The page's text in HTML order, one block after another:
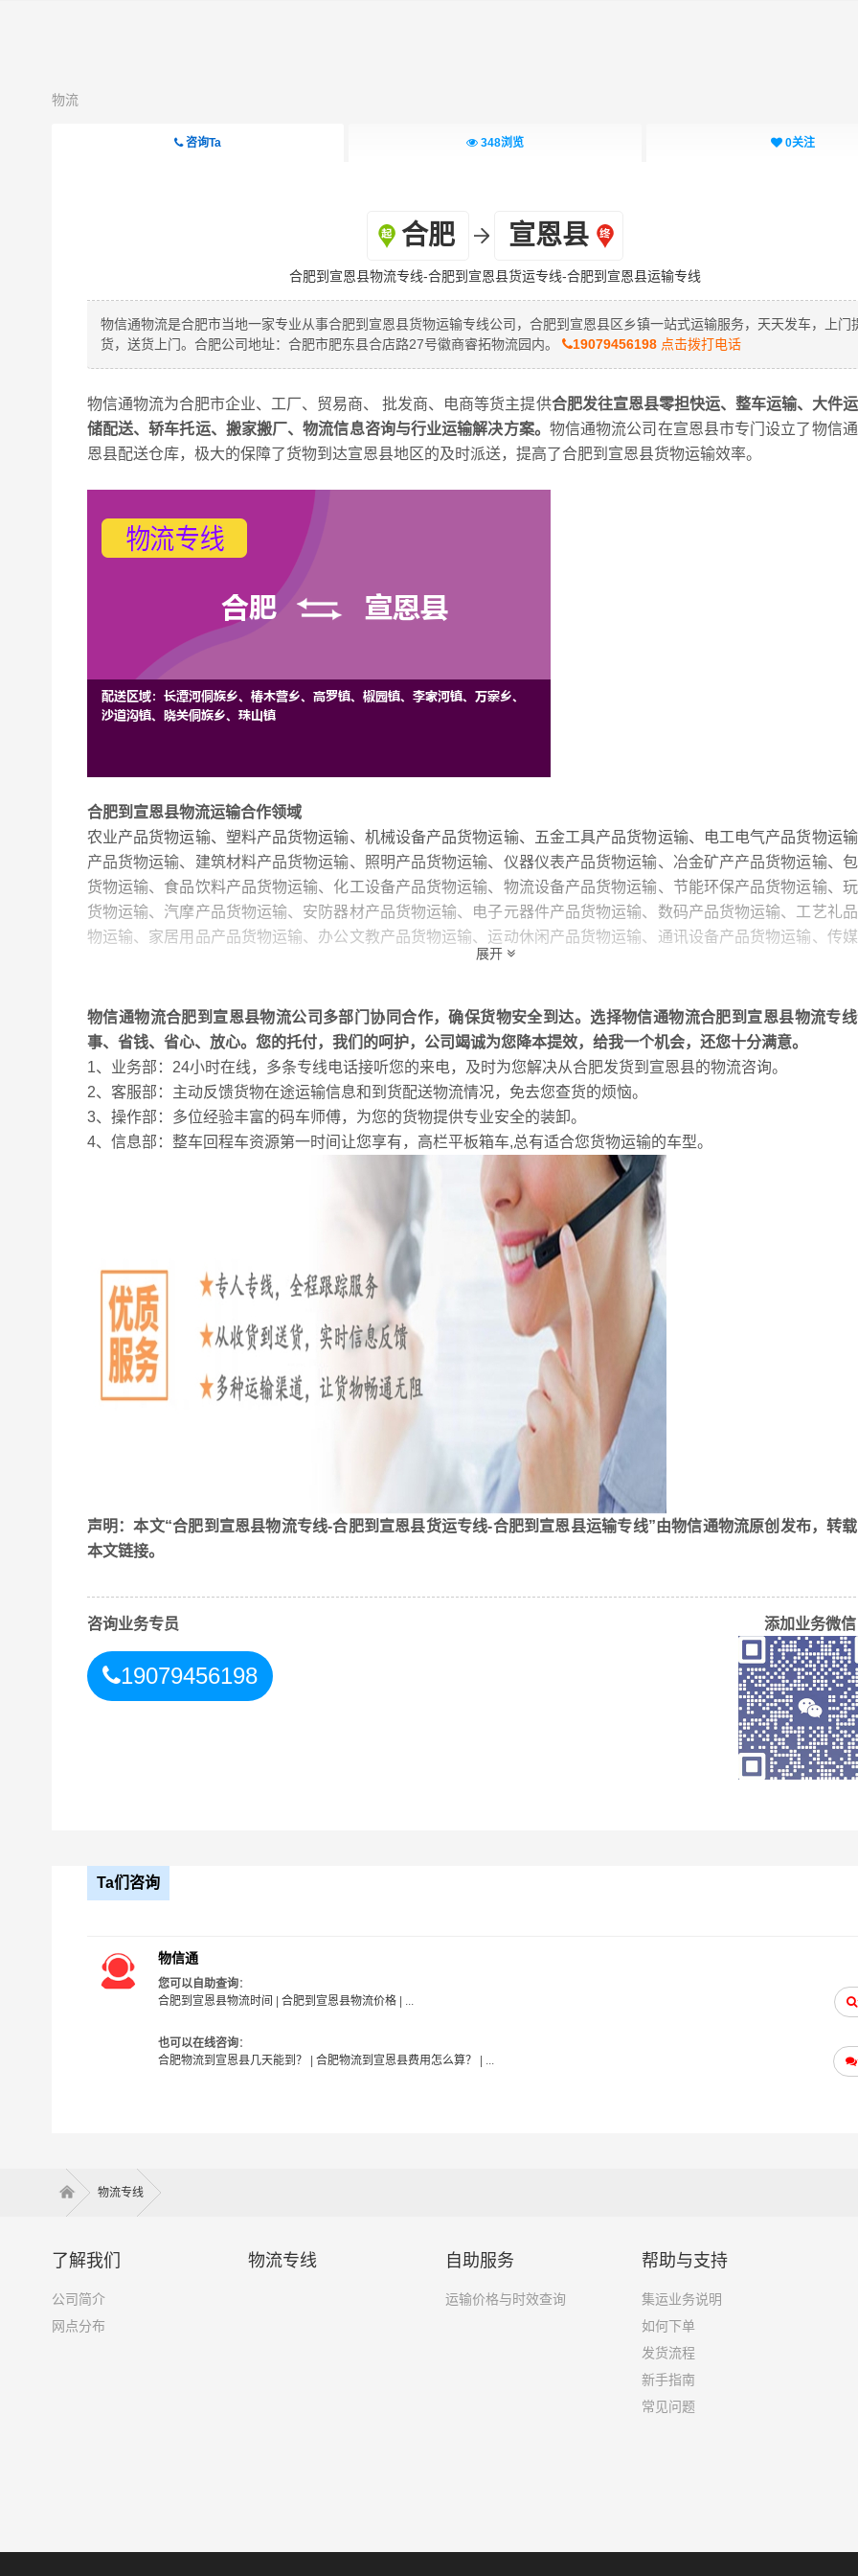
物流
咨询Ta 348浏览 0关注
合肥 宣恩县
合肥到宣恩县物流专线-合肥到宣恩县货运专线-合肥到宣恩县运输专线
物信通物流是合肥市当地一家专业从事合肥到宣恩县货物运输专线公司，合肥到宣恩县区乡镇一站式运输服务，天天发车，上门
货，送货上门。合肥公司地址：合肥市肥东县合店路27号徽商睿拓物流园内。
19079456198点击拨打电话
物信通物流为合肥市企业、工厂、贸易商、 批发商、电商等货主提供合肥发往宣恩县零担快运、整车运输、大件
储配送、轿车托运、搬家搬厂、物流信息咨询与行业运输解决方案。 物信通物流公司在宣恩县市专门设立了物信
恩县配送仓库，极大的保障了货物到达宣恩县地区的及时派送，提高了合肥到宣恩县货物运输效率。
合肥到宣恩县物流运输合作领域
农业产品货物运输、塑料产品货物运输、机械设备产品货物运输、五金工具产品货物运输、电工电气产品货物运
产品货物运输、建筑材料产品货物运输、照明产品货物运输、仪器仪表产品货物运输、冶金矿产产品货物运输、
货物运输、食品饮料产品货物运输、化工设备产品货物运输、物流设备产品货物运输、节能环保产品货物运输、
货物运输、汽摩产品货物运输、安防器材产品货物运输、电子元器件产品货物运输、数码产品货物运输、工艺礼
物运输、家居用品产品货物运输、办公文教产品货物运输、运动休闲产品货物运输、通讯设备产品货物运输、传
品货物运输、能源产品货物运输、服装产品货物运输、印刷产品货物运输、家电产品货物运输、环保材料产品货
展开
物信通物流合肥到宣恩县物流公司多部门协同合作，确保货物安全到达。选择物信通物流合肥到宣恩县物流专
事、省钱、省心、放心。您的托付，我们的呵护，公司竭诚为您降本提效，给我一个机会，还您十分满意。
1、业务部：24小时在线，多条专线电话接听您的来电，及时为您解决从合肥发货到宣恩县的物流咨询。
2、客服部：主动反馈货物在途运输信息和到货配送物流情况，免去您查货的烦恼。
3、操作部：多位经验丰富的码车师傅，为您的货物提供专业安全的装卸。
4、信息部：整车回程车资源第一时间让您享有，高栏平板箱车,总有适合您货物运输的车型。
声明：本文“合肥到宣恩县物流专线-合肥到宣恩县货运专线-合肥到宣恩县运输专线”由物信通物流原创发布，转
本文链接。
咨询业务专员
19079456198
添加业务微信
Ta们咨询
物信通
您可以自助查询：
合肥到宣恩县物流时间 | 合肥到宣恩县物流价格| ...
也可以在线咨询：
合肥物流到宣恩县几天能到？
| 合肥物流到宣恩县费用怎么算？ | ...
物流专线
了解我们
公司简介
网点分布
物流专线 自助服务
运输价格与时效查询
帮助与支持
集运业务说明
如何下单
发货流程
新手指南
常见问题